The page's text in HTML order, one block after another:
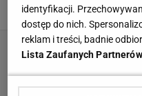
SUBSKRYPCJA
identyfikacji.
dostęp do nich.
reklam i treści, badnie
Lista Zaufanych Partnerów